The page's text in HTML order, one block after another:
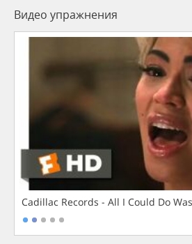
Видео упражнения
Cadillac Records - All I Could Do